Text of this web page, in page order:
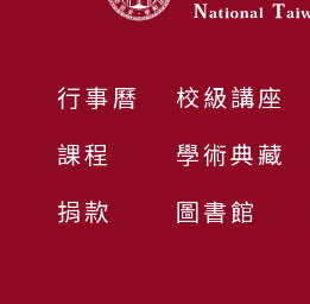
行事曆
課程
捐款
校級講座
學術典藏
圖書館